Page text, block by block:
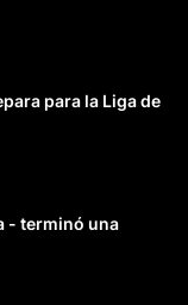
para la Liga de
- terminó una